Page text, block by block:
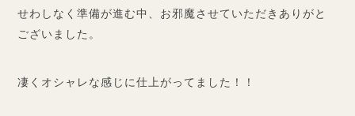
せわしなく準備が進む中、お邪魔させていただきありがと
ございました。
凄くオシャレな感じに仕上がってました！！